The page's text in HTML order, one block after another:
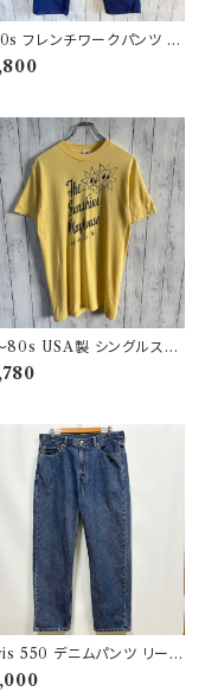
フレンチワークパンツ ユ
ーク コットンパンツ
80s USA製 シングルステ
ヴィンテージTシャツ
550 デニムパンツ リーバ
ワイドデニム 3